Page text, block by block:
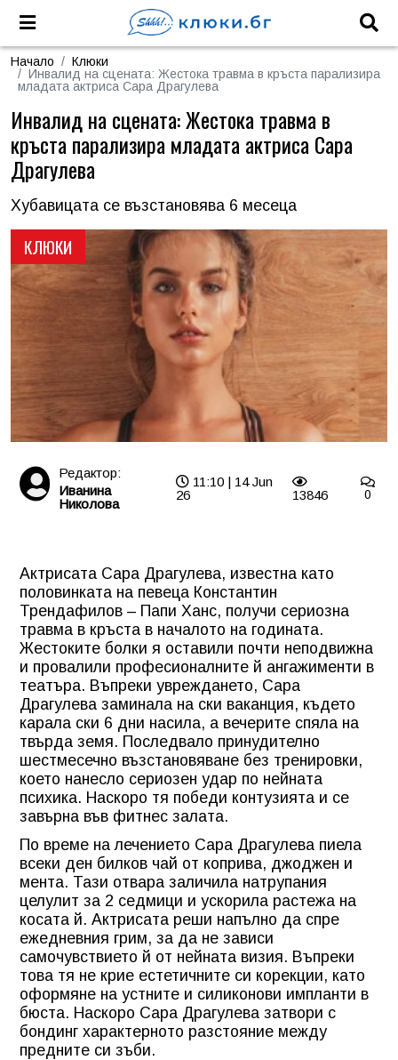
Начало
Клюки
Инвалид на сцената: Жестока травма в кръста парализира
младата актриса Сара Драгулева
КЛЮКИ
Инвалид на сцената: Жестока травма в
кръста парализира младата актриса Сара
Драгулева
Хубавицата се възстановява 6 месеца
Редактор:
Иванина
Николова
11:10 | 14 Jun
26
13846 0
Актрисата Сара Драгулева, известна като
половинката на певеца Константин
Трендафилов – Папи Ханс, получи сериозна
травма в кръста в началото на годината.
Жестоките болки я оставили почти неподвижна
и провалили професионалните й ангажименти в
театъра. Въпреки увреждането, Сара
Драгулева заминала на ски ваканция, където
карала ски 6 дни насила, а вечерите спяла на
твърда земя. Последвало принудително
шестмесечно възстановяване без тренировки,
което нанесло сериозен удар по нейната
психика. Наскоро тя победи контузията и се
завърна във фитнес залата.
По време на лечението Сара Драгулева пиела
всеки ден билков чай от коприва, джоджен и
мента. Тази отвара заличила натрупания
целулит за 2 седмици и ускорила растежа на
косата й. Актрисата реши напълно да спре
ежедневния грим, за да не зависи
самочувствието й от нейната визия. Въпреки
това тя не крие естетичните си корекции, като
оформяне на устните и силиконови импланти в
бюста. Наскоро Сара Драгулева затвори с
бондинг характерното разстояние между
предните си зъби.